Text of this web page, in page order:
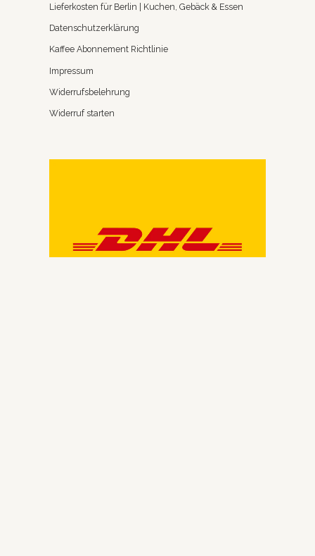
Lieferkosten für Berlin | Kuchen, Gebäck & Essen
Datenschutzerklärung
Kaffee Abonnement Richtlinie
Impressum
Widerrufsbelehrung
Widerruf starten